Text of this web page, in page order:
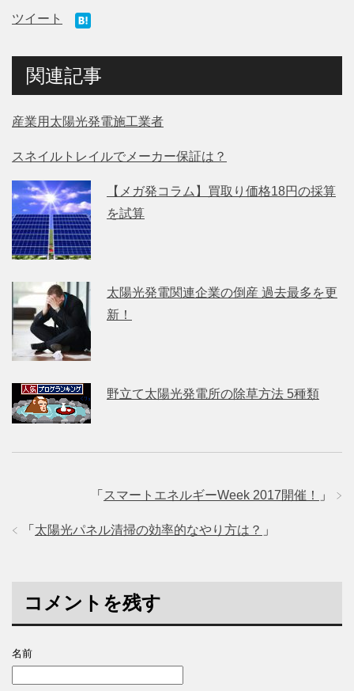
ツイート
関連記事
産業用太陽光発電施工業者
スネイルトレイルでメーカー保証は？
【メガ発コラム】買取り価格18円の採算
を試算
太陽光発電関連企業の倒産 過去最多を更
新！
野立て太陽光発電所の除草方法 5種類
「 スマートエネルギーWeek 2017開催！ 」
「 太陽光パネル清掃の効率的なやり方は？ 」
コメントを残す
名前